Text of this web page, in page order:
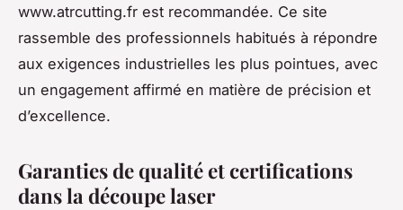
www.atrcutting.fr est recommandée. Ce site
rassemble des professionnels habitués à répondre
aux exigences industrielles les plus pointues, avec
un engagement affirmé en matière de précision et
d’excellence.
Garanties de qualité et certifications
dans la découpe laser